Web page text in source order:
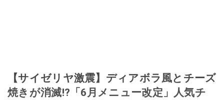
【サイゼリヤ激震】ディアボラ風とチーズ
焼きが消滅!?「6月メニュー改定」人気チ